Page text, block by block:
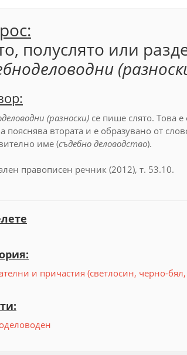
полуслято или
(разноски) се пише слято. Това
пояснява втората и е образувано от
име (съдебно деловодство).
правописен речник (2012), т. 53.10.
и причастия (светлосин, черно-